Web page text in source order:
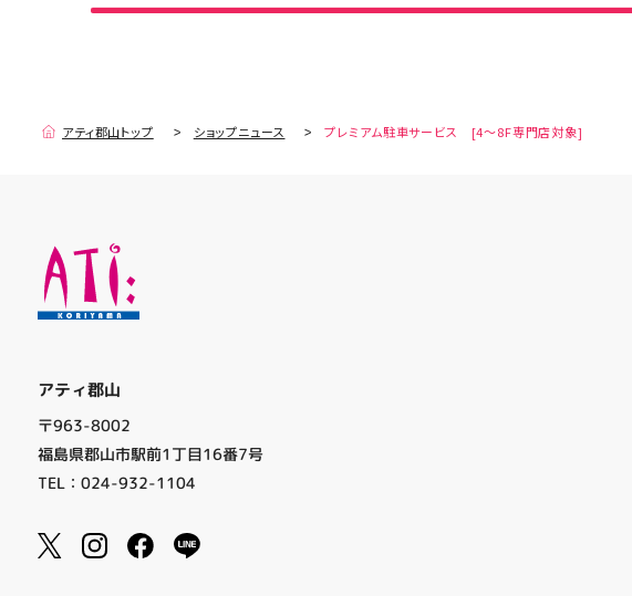
アティ郡山トップ ショップニュース プレミアム駐車サービス [4～8F専門店対象]
アティ郡山
〒963-8002
福島県郡山市駅前1丁目16番7号
TEL：024-932-1104